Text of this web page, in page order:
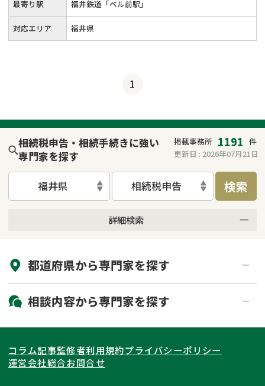
最寄り駅 福井鉄道「ベル前駅」
対応エリア 福井県
1
相続税申告・相続手続きに強い
専門家を探す
掲載事務所 1191 件
更新日 : 2026年07月21日
福井県 相続税申告 検索
詳細検索
初回相談無料
土日祝の相談可能
都道府県から専門家を探す
北海道・東北
北海道 青森県
岩手県 宮城県
関東
東京都 神奈川県
東海
相談内容から専門家を探す
相続登記
遺産分割
コラム記事監修者利用規約プライバシーポリシー
運営会社総合お問合せ